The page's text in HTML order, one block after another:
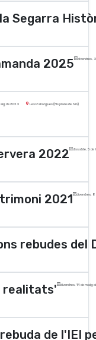
Segarra
2025 divendres,
de 2023 Les Pallargues (Els plans de Sió)
2022 dissabte, 5 de
2021 divendres, 8
rebudes
realitats' divendres, 14 de maig
de l'IEI